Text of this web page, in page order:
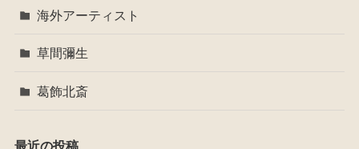
海外アーティスト
草間彌生
葛飾北斎
最近の投稿